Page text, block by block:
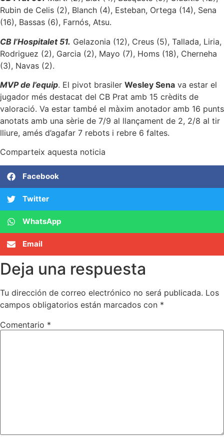
Rubin de Celis (2), Blanch (4), Esteban, Ortega (14), Sena
(16), Bassas (6), Farnós, Atsu.
CB l’Hospitalet 51. Gelazonia (12), Creus (5), Tallada, Liria,
Rodriguez (2), Garcia (2), Mayo (7), Homs (18), Cherneha
(3), Navas (2).
MVP de l’equip. El pivot brasiler Wesley Sena va estar el
jugador més destacat del CB Prat amb 15 crèdits de
valoració. Va estar també el màxim anotador amb 16 punts
anotats amb una sèrie de 7/9 al llançament de 2, 2/8 al tir
lliure, amés d’agafar 7 rebots i rebre 6 faltes.
Comparteix aquesta noticia
Facebook
Twitter
WhatsApp
Email
Deja una respuesta
Tu dirección de correo electrónico no será publicada. Los
campos obligatorios están marcados con *
Comentario *